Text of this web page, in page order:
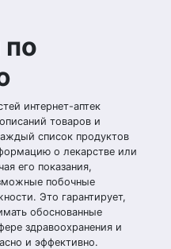
по
интернет-аптек
товаров и
список продуктов
о лекарстве или
его показания,
побочные
Это гарантирует,
обоснованные
здравоохранения и
и эффективно.